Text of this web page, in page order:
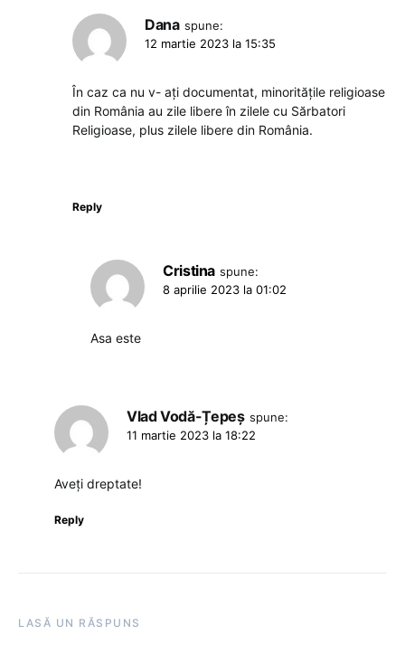
Dana spune:
12 martie 2023 la 15:35
În caz ca nu v- ați documentat, minoritățile religioase
din România au zile libere în zilele cu Sărbatori
Religioase, plus zilele libere din România.
Reply
Cristina spune:
8 aprilie 2023 la 01:02
Asa este
Vlad Vodă-Țepeș spune:
11 martie 2023 la 18:22
Aveți dreptate!
Reply
LASĂ UN RĂSPUNS